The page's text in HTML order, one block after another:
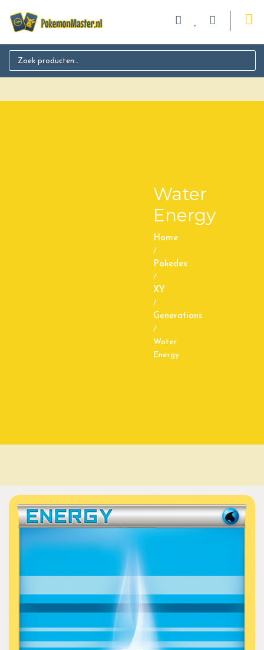
Search for:
Water
Energy
Home
/
Pokedex
/
XY
/
Generations
/
Water
Energy